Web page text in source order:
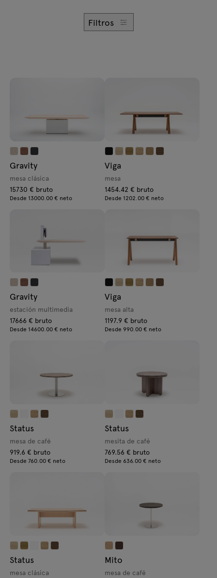
Filtros
Gravity
mesa clásica
15730 € bruto
Desde 13000.00 € neto
Viga
mesa
1454.42 € bruto
Desde 1202.00 € neto
Gravity
estación multimedia
17666 € bruto
Desde 14600.00 € neto
Viga
mesa alta
1197.9 € bruto
Desde 990.00 € neto
Status
mesa de café
919.6 € bruto
Desde 760.00 € neto
Status
mesita de café
769.56 € bruto
Desde 636.00 € neto
Status
mesa clásica
Mito
mesa de café